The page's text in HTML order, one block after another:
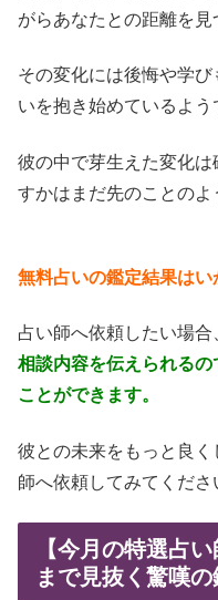
がらあなたとの距離を見
その変化には後悔や学
いを抱き始めているよう
彼の中で芽生えた変化
すかはまだ先のことのよ
無料占いの鑑定結果はい
占い師へ依頼したい場合
相談内容を伝えられる
ことができます。
彼との未来をもっと良
師へ依頼してみてくださ
【今月の特選占
まで見抜く驚嘆